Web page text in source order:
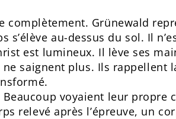
complètement. Grünewald
au-dessus du sol. Il
est lumineux. Il lève ses
saignent plus. Ils rappellent
voyaient leur propre
relevé après l’épreuve, un